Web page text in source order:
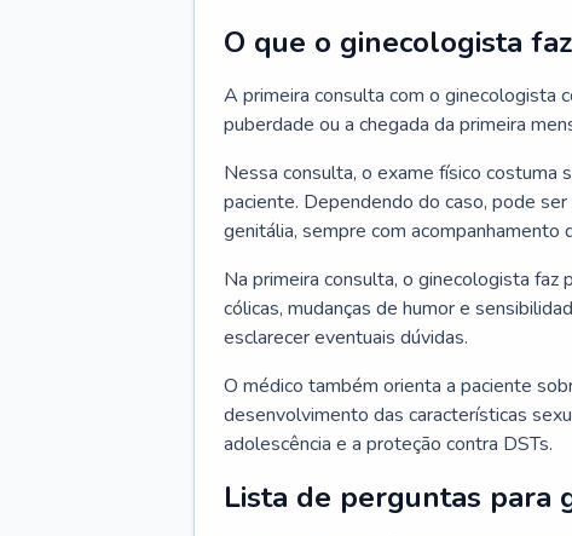
O que o ginecologista
A primeira consulta com o ginecologista
puberdade ou a chegada da primeira
Nessa consulta, o exame físico costuma
paciente. Dependendo do caso, pode
genitália, sempre com acompanhamento
Na primeira consulta, o ginecologista
cólicas, mudanças de humor e
esclarecer eventuais dúvidas.
O médico também orienta a paciente
desenvolvimento das características
adolescência e a proteção contra DSTs.
Lista de perguntas para